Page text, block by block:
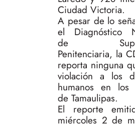
Ciudad Victoria.
A pesar de lo
el Diagnóstico
de
Penitenciaria, la
reporta ninguna
violación a los
humanos en los
de Tamaulipas.
El reporte
miércoles 2 de